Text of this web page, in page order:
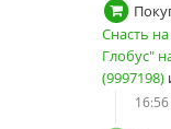
Снасть
Глобус"
(9997198)